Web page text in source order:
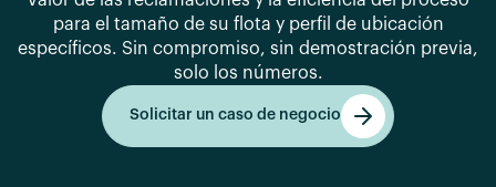
para el tamaño de su flota y perfil de ubicación
específicos. Sin compromiso, sin demostración previa,
solo los números.
Solicitar un caso de negocio